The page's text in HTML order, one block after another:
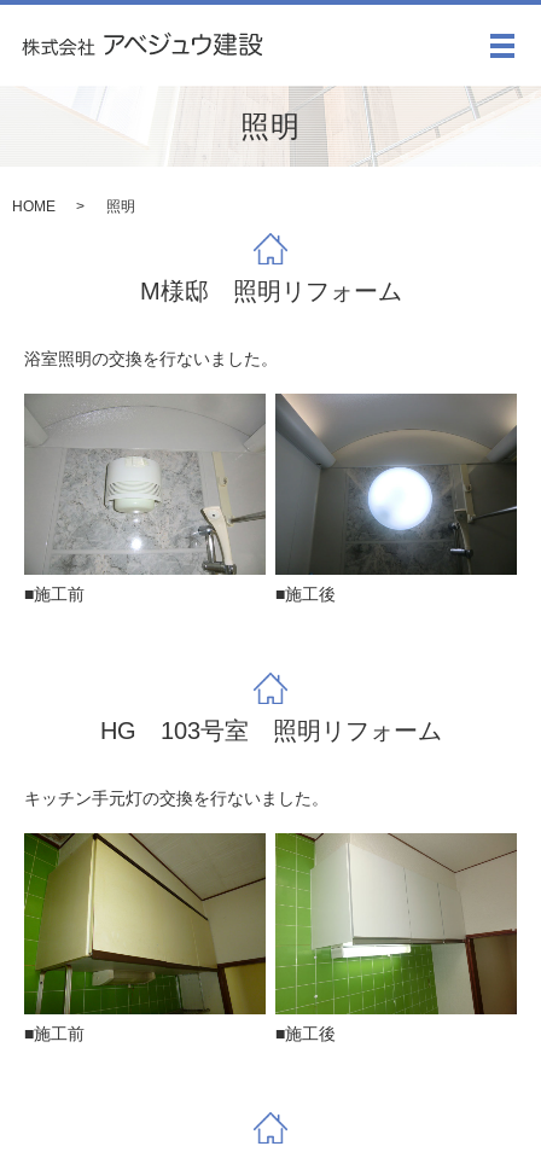
メ
照明
HOME 照明
M様邸 照明リフォーム
浴室照明の交換を行ないました。
■施工前 ■施工後
HG 103号室 照明リフォーム
キッチン手元灯の交換を行ないました。
■施工前 ■施工後